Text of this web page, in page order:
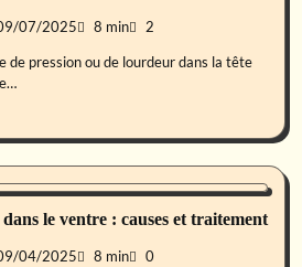
07/2025 8 min 2
de pression ou de lourdeur dans la tête
le ventre : causes et traitement
04/2025 8 min 0